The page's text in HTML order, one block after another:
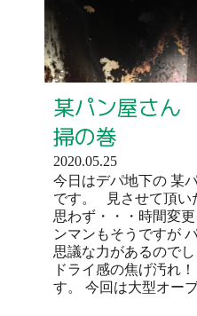
某パン屋さ
掃の巻
2020.05.25
今日はデパ地下の 某
です。 見させて頂い
思わず・・・時間変
ンマンもそうですが
思議な力があるの
ドライ感の焦げ汚
す。 今回は大型オー